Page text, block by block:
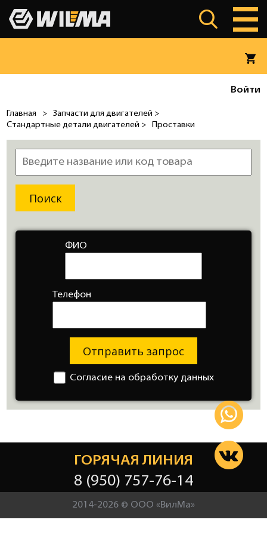
Войти
Главная >
Запчасти для двигателей >
Стандартные детали двигателей >
Проставки
ФИО
Телефон
Отправить запрос
Согласие на обработку данных
ГОРЯЧАЯ ЛИНИЯ
8 (950) 757-76-14
2014-2026 © ООО «ВилМа»